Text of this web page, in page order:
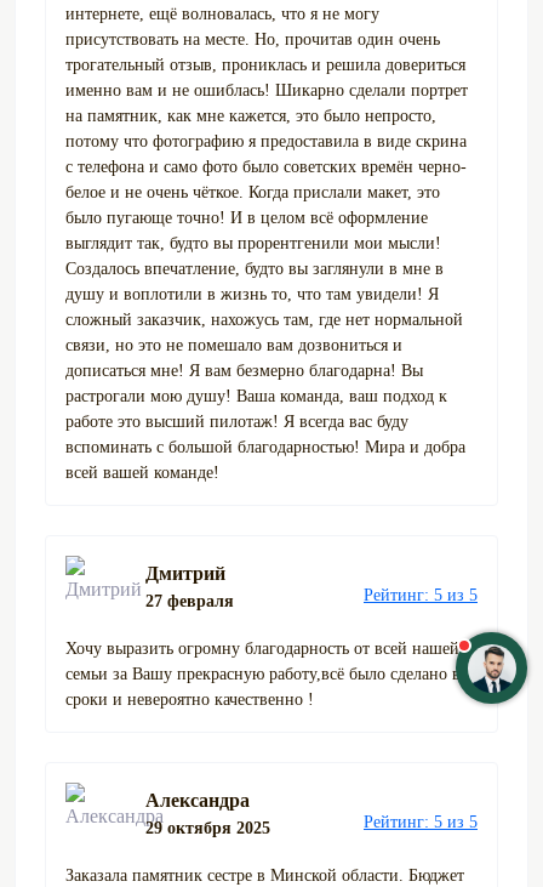
интернете, ещё волновалась, что я не могу
присутствовать на месте. Но, прочитав один очень
трогательный отзыв, прониклась и решила довериться
именно вам и не ошиблась! Шикарно сделали портрет
на памятник, как мне кажется, это было непросто,
потому что фотографию я предоставила в виде скрина
с телефона и само фото было советских времён черно-
белое и не очень чёткое. Когда прислали макет, это
было пугающе точно! И в целом всё оформление
выглядит так, будто вы прорентгенили мои мысли!
Создалось впечатление, будто вы заглянули в мне в
душу и воплотили в жизнь то, что там увидели! Я
сложный заказчик, нахожусь там, где нет нормальной
связи, но это не помешало вам дозвониться и
дописаться мне! Я вам безмерно благодарна! Вы
растрогали мою душу! Ваша команда, ваш подход к
работе это высший пилотаж! Я всегда вас буду
вспоминать с большой благодарностью! Мира и добра
всей вашей команде!
Дмитрий
27 февраля Рейтинг: 5 из 5
Хочу выразить огромну благодарность от всей нашей
семьи за Вашу прекрасную работу,всё было сделано в
сроки и невероятно качественно !
Александра
29 октября 2025 Рейтинг: 5 из 5
Заказала памятник сестре в Минской области. Бюджет